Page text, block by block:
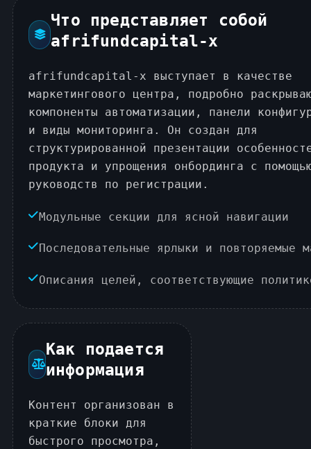
Что представляет собой
afrifundcapital-x
afrifundcapital-x выступает в качестве
маркетингового центра, подробно
компоненты автоматизации, панели
и виды мониторинга. Он создан для
структурированной презентации
продукта и упрощения онбординга с
руководств по регистрации.
Модульные секции для ясной навигации
Последовательные ярлыки и повторяемые
Описания целей, соответствующие
Как подается
информация
Контент организован в
краткие блоки для
быстрого просмотра,